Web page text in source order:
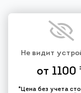
Не видит
от 1100
*Цена без учета